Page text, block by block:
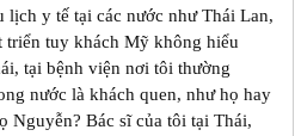
y tế tại các nước như Thái Lan,
triển tuy khách Mỹ không hiểu
tại bệnh viện nơi tôi thường
nước là khách quen, như họ hay
Nguyễn? Bác sĩ của tôi tại Thái,